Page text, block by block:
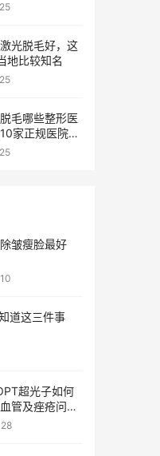
光脱毛好，这
地比较知名
毛哪些整形医
家正规医院值
皱瘦脸最好
道这三件事
超光子如何
管及痤疮问